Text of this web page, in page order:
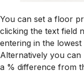
You can set a floor
clicking the text field
entering in the
Alternatively you can
a % difference from